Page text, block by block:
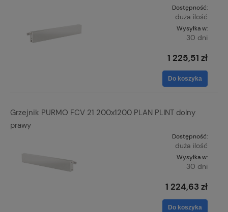
Dostępność:
duża ilość
Wysyłka w:
30 dni
1 225,51 zł
Do koszyka
Grzejnik PURMO FCV 21 200x1200 PLAN PLINT dolny
prawy
Dostępność:
duża ilość
Wysyłka w:
30 dni
1 224,63 zł
Do koszyka